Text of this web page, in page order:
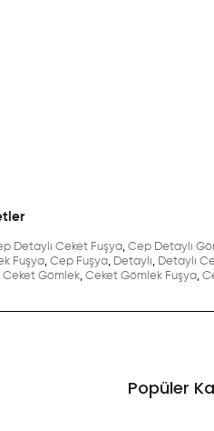
Detaylı Ceket Fuşya, Cep Detaylı
Fuşya, Cep Fuşya, Detaylı, Detaylı
Ceket Gömlek, Ceket Gömlek Fuşya,
Popüler